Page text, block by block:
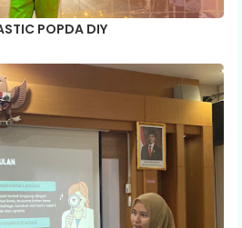
POPDA DIY